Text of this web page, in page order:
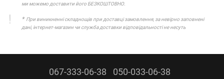
ми можемо доставити його БЕЗКОШТОВНО.
*При виникненні складнощів при доставці замовлення, за невірно заповнені
дані, інтернет-магазин чи служба доставки відповідальності не несуть
067-333-06-38 050-033-06-38